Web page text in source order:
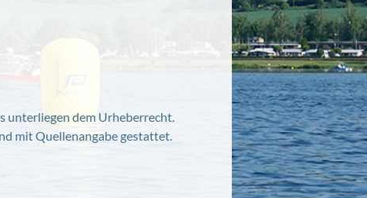
unterliegen dem Urheberrecht.
mit Quellenangabe gestattet.